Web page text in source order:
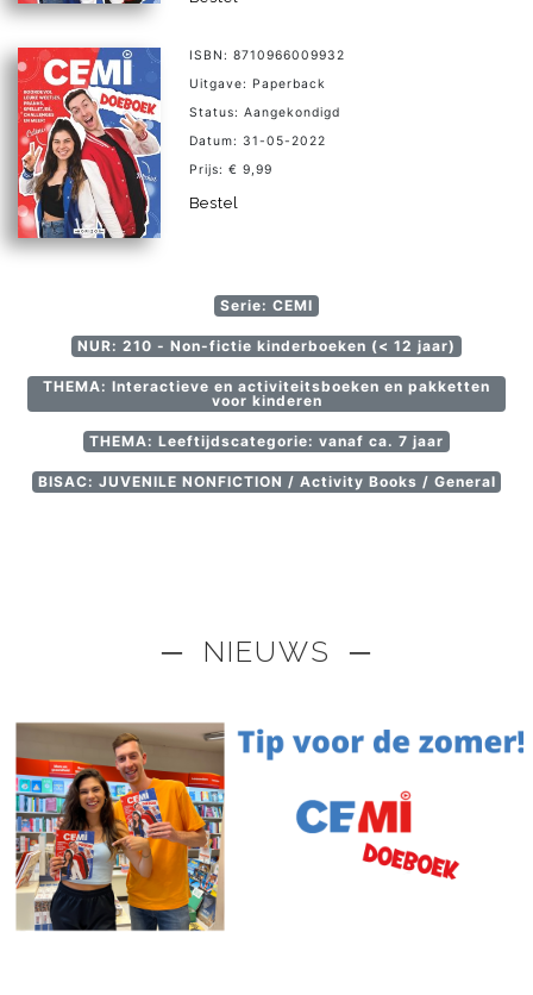
ISBN: 8710966009932
Uitgave: Paperback
Status: Aangekondigd
Datum: 31-05-2022
Prijs: € 9,99
Bestel
Serie: CEMI
NUR: 210 - Non-fictie kinderboeken (< 12 jaar)
THEMA: Interactieve en activiteitsboeken en pakketten
voor kinderen
THEMA: Leeftijdscategorie: vanaf ca. 7 jaar
BISAC: JUVENILE NONFICTION / Activity Books / General
─ NIEUWS ─